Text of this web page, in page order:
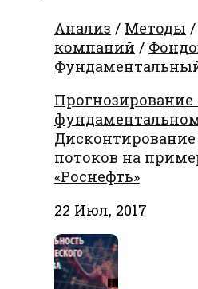
Анализ / Методы /
компаний /
Прогнозирование
потоков на
«Роснефть»
22 Июл, 2017